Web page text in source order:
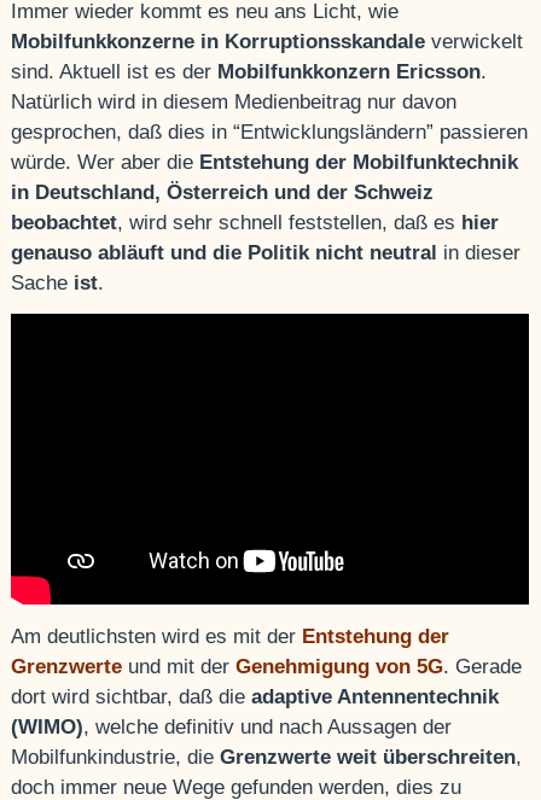
Immer wieder kommt es neu ans Licht, wie
Mobilfunkkonzerne in Korruptionsskandale verwickelt
sind. Aktuell ist es der Mobilfunkkonzern Ericsson.
Natürlich wird in diesem Medienbeitrag nur davon
gesprochen, daß dies in “Entwicklungsländern” passieren
würde. Wer aber die Entstehung der Mobilfunktechnik
in Deutschland, Österreich und der Schweiz
beobachtet, wird sehr schnell feststellen, daß es hier
genauso abläuft und die Politik nicht neutral in dieser
Sache ist.
Am deutlichsten wird es mit der Entstehung der
Grenzwerte und mit derGenehmigung von 5G. Gerade
dort wird sichtbar, daß dieadaptive Antennentechnik
(WIMO), welche definitiv und nach Aussagen der
Mobilfunkindustrie, dieGrenzwerte weit überschreiten,
doch immer neue Wege gefunden werden, dies zu